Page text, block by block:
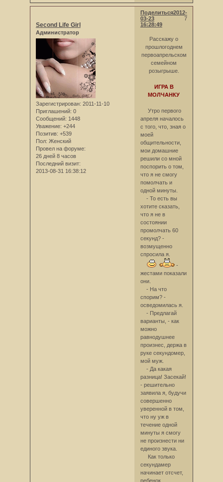
Поделиться
7
2012-
03-23
16:28:49
Second Life Girl
Администратор
Зарегистрирован: 2011-11-10
Приглашений: 0
Сообщений: 1448
Уважение: +244
Позитив: +539
Пол: Женский
Провел на форуме:
26 дней 8 часов
Последний визит:
2013-08-31 16:38:12
Расскажу о
прошлогоднем
первоапрельском
семейном
розыгрыше.
ИГРА В
МОЛЧАНКУ
Утро первого
апреля началось
с того, что, зная о
моей
общительности,
мои домашние
решили со мной
поспорить о том,
что я не смогу
помолчать и
одной минуты.
- То есть вы
хотите сказать,
что я не в
состоянии
промолчать 60
секунд? -
возмущенно
спросила я.
-
жестами показали
они.
- На что
спорим? -
осведомилась я.
- Предлагай
варианты, - как
можно
равнодушнее
произнес, держа в
руке секундомер,
мой муж.
- Да какая
разница! Засекай!
- решительно
заявила я, будучи
совершенно
уверенной в том,
что ну уж в
течение одной
минуты я смогу
не произнести ни
единого звука.
Как только
секундамер
начинает отсчет,
ребенок,